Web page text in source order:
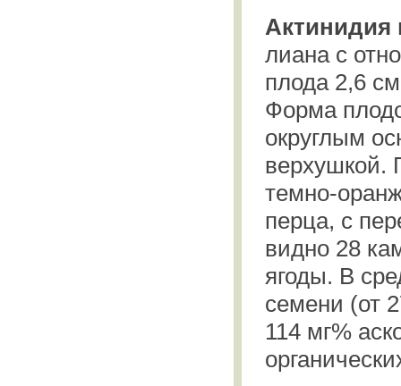
Актинидия
лиана с
плода 2,6
Форма
округлым
верхушкой.
темно-
перца, с
видно 28
ягоды. В
семени (от
114 мг%